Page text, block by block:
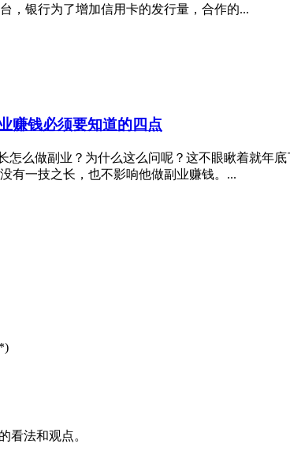
，银行为了增加信用卡的发行量，合作的...
赚钱必须要知道的四点
怎么做副业？为什么这么问呢？这不眼瞅着就年
有一技之长，也不影响他做副业赚钱。...
看法和观点。